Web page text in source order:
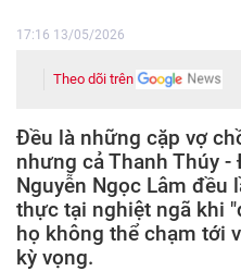
17:16 13/05/2026
Theo dõi trên
Đều là những cặp vợ
nhưng cả Thanh Thúy
Nguyễn Ngọc Lâm
thực tại nghiệt ngã khi
họ không thể chạm tới
kỳ vọng.